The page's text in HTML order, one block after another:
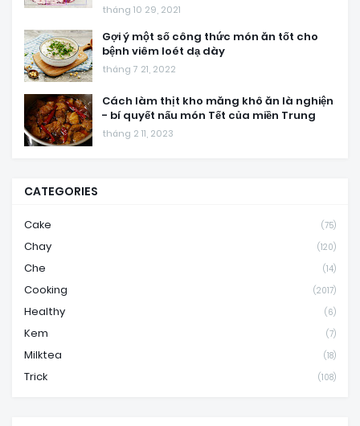
tháng 10 29, 2021
Gợi ý một số công thức món ăn tốt cho
bệnh viêm loét dạ dày
tháng 7 21, 2022
Cách làm thịt kho măng khô ăn là nghiện
- bí quyết nấu món Tết của miền Trung
tháng 2 11, 2023
CATEGORIES
Cake (75)
Chay (120)
Che (14)
Cooking (2017)
Healthy (6)
Kem (7)
Milktea (18)
Trick (108)